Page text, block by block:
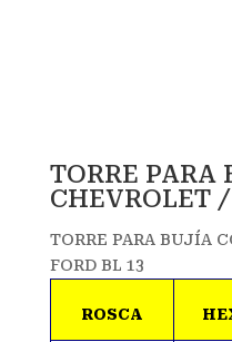
TORRE PARA
CHEVROLET
TORRE PARA BUJÍA
FORD BL 13
ROSCA